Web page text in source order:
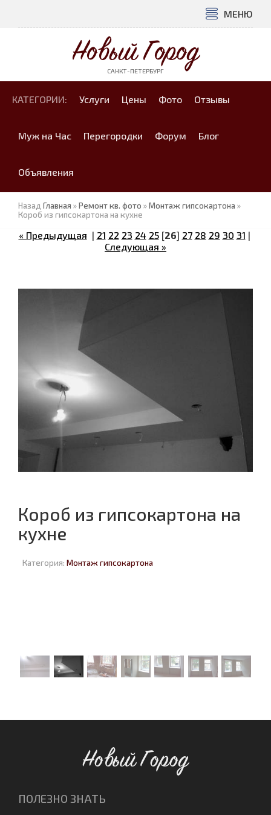
МЕНЮ
Новый Город
САНКТ-ПЕТЕРБУРГ
КАТЕГОРИИ: Услуги Цены Фото Отзывы
Муж на Час Перегородки Форум Блог
Объявления
Назад Главная »Ремонт кв. фото »Монтаж гипсокартона »
Короб из гипсокартона на кухне
« Предыдущая | 21 22 23 24 25[26] 27 28 29 30 31 |
Следующая »
Короб из гипсокартона на
кухне
Категория: Монтаж гипсокартона
Новый Город
ПОЛЕЗНО ЗНАТЬ